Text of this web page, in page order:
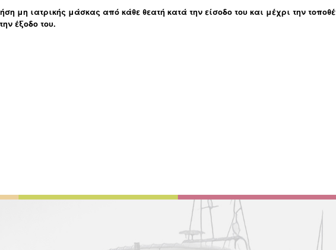
μη ιατρικής μάσκας από κάθε θεατή κατά την είσοδο του και μέχρι την
έξοδο του.